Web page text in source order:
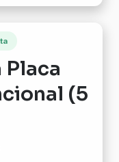
Placa
(5